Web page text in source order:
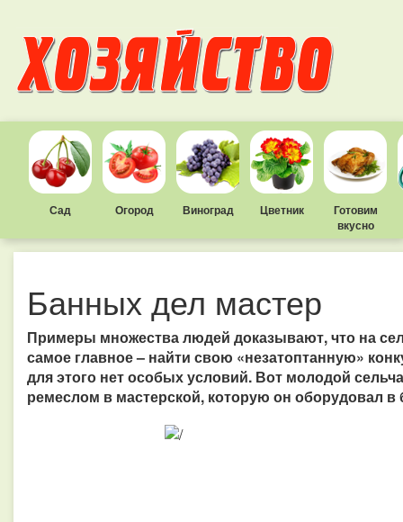
Сад Огород Виноград Цветник
Готовим
вкусно
Банных дел мастер
Примеры множества людей доказывают, что на
самое главное – найти свою «незатоптанную»
для этого нет особых условий. Вот молодой
ремеслом в мастерской, которую он оборудовал